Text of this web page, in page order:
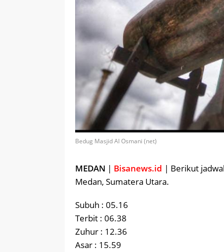
Bedug Masjid Al Osmani (net)
MEDAN | Bisanews.id | Berikut
Medan, Sumatera Utara.
Subuh : 05.16
Terbit : 06.38
Zuhur : 12.36
Asar : 15.59